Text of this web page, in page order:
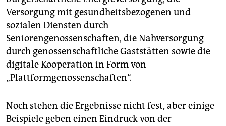
Versorgung mit gesundheitsbezogenen und
sozialen Diensten durch
Seniorengenossenschaften, die Nahversorgung
durch genossenschaftliche Gaststätten sowie die
digitale Kooperation in Form von
„Plattformgenossenschaften“.
Noch stehen die Ergebnisse nicht fest, aber einige
Beispiele geben einen Eindruck von der